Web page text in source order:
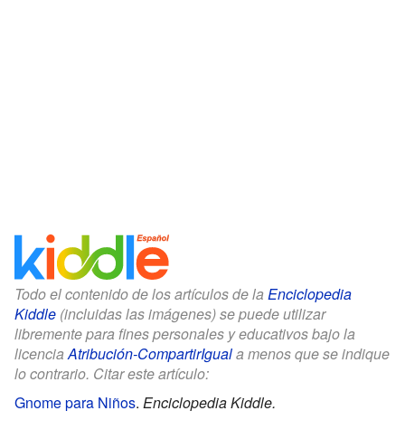
Todo el contenido de los artículos de la Enciclopedia
Kiddle (incluidas las imágenes) se puede utilizar
libremente para fines personales y educativos bajo la
licenciaAtribución-CompartirIguala menos que se indique
lo contrario. Citar este artículo:
Gnome para Niños. Enciclopedia Kiddle.